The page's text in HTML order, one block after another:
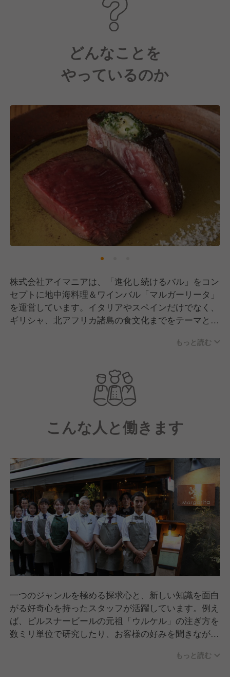
どんなことを
やっているのか
株式会社アイマニアは、「進化し続けるバル」をコン
セプトに地中海料理＆ワインバル「マルガーリータ」
を運営しています。イタリアやスペインだけでなく、
ギリシャ、北アフリカ諸島の食文化までをテーマと
に左右されない本質的な価値をお客様に提供し続けて
料理は淡路島直送の昼網鮮魚のカルパッチョ、ギリシ
ャ産ピスタチオを店で砕いて作る無添加のパスタな
ど、食材のルーツと鮮度を大切にしています。日常使
いできる価格帯でありながら、一皿一皿に本物のこだ
わりを詰め込み、お客様の日常に彩りを添える。そん
な価値ある食体験を追求している会社です。
もっと読む
こんな人と働きます
一つのジャンルを極める探求心と、新しい知識を面白
がる好奇心を持ったスタッフが活躍しています。例え
ば、ピルスナービールの元祖「ウルケル」の注ぎ方を
数ミリ単位で研究したり、お客様の好みを聞きながら
識や技術で、お客様の「美味しい」を引き出すことに
もっと読む